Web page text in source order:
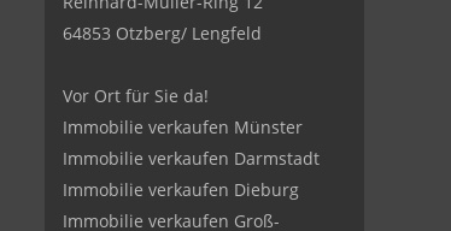
64853 Otzberg/ Lengfeld
Vor Ort für Sie da!
Immobilie verkaufen Münster
Immobilie verkaufen Darmstadt
Immobilie verkaufen Dieburg
Immobilie verkaufen Groß-